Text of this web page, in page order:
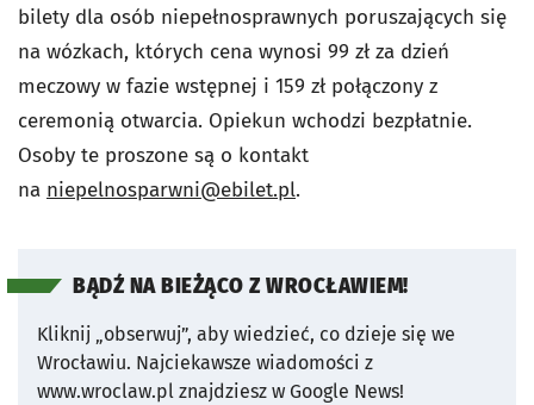
bilety dla osób niepełnosprawnych poruszających się
na wózkach, których cena wynosi 99 zł za dzień
meczowy w fazie wstępnej i 159 zł połączony z
ceremonią otwarcia. Opiekun wchodzi bezpłatnie.
Osoby te proszone są o kontakt
na niepelnosparwni@ebilet.pl.
BĄDŹ NA BIEŻĄCO Z WROCŁAWIEM!
Kliknij „obserwuj”, aby wiedzieć, co dzieje się we
Wrocławiu. Najciekawsze wiadomości z
www.wroclaw.pl znajdziesz w Google News!